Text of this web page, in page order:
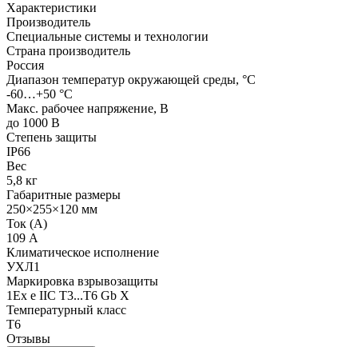
Характеристики
Производитель
Специальные системы и технологии
Страна производитель
Россия
Диапазон температур окружающей среды, °С
-60…+50 °С
Макс. рабочее напряжение, В
до 1000 В
Степень защиты
IP66
Вес
5,8 кг
Габаритные размеры
250×255×120 мм
Ток (А)
109 А
Климатическое исполнение
УХЛ1
Маркировка взрывозащиты
1Ex e IIC T3...T6 Gb X
Температурный класс
Т6
Отзывы